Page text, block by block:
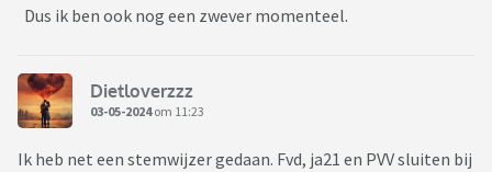
Dus ik ben ook nog een zwever momenteel.
Dietloverzzz
03-05-2024om 11:23
Ik heb net een stemwijzer gedaan. Fvd, ja21 en PVV sluiten bij